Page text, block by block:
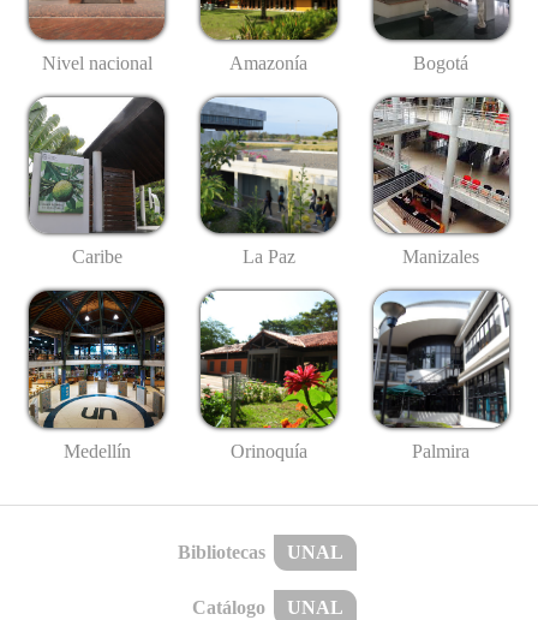
Nivel nacional Amazonía Bogotá
Caribe La Paz Manizales
Medellín Orinoquía Palmira
Bibliotecas UNAL
Catálogo UNAL